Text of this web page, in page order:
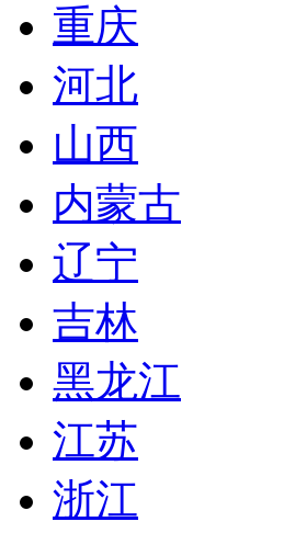
重庆
河北
山西
内蒙古
辽宁
吉林
黑龙江
江苏
浙江